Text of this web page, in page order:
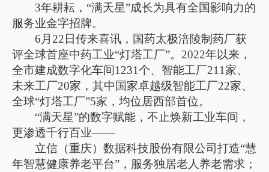
3年耕耘，“满天星”成长为具有全国影响力的
服务业金字招牌。
6月22日传来喜讯，国药太极涪陵制药厂获
评全球首座中药工业“灯塔工厂”。2022年以来，
全市建成数字化车间1231个、智能工厂211家、
未来工厂20家，其中国家卓越级智能工厂22家、
全球“灯塔工厂”5家，均位居西部首位。
“满天星”的数字赋能，不止焕新工业车间，
更渗透千行百业——
立信（重庆）数据科技股份有限公司打造“慧
年智慧健康养老平台”，服务独居老人养老需求；